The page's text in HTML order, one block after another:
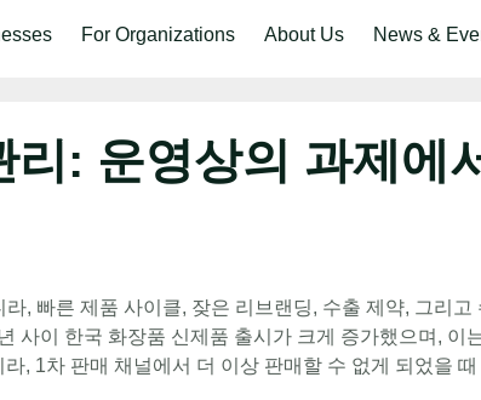
For Organizations About Us News &
: 운영상의 과제에
, 빠른 제품 사이클, 잦은 리브랜딩, 수출 제약, 그리
사이 한국 화장품 신제품 출시가 크게 증가했으며,
, 1차 판매 채널에서 더 이상 판매할 수 없게 되었을 때